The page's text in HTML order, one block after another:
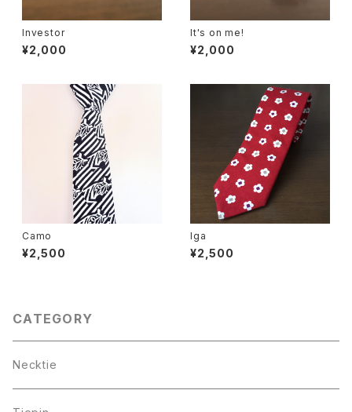
Investor
¥2,000
It's on me!
¥2,000
Camo
¥2,500
Iga
¥2,500
CATEGORY
Necktie